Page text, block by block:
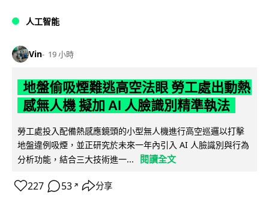
人工智能
Vin 19 小時
地盤偷吸煙難逃高空法眼 勞工處出動熱
感無人機 擬加 AI 人臉識別精準執法
勞工處投入配備熱感應鏡頭的小型無人機進行高空巡邏以打擊
地盤違例吸煙，並正研究於未來一年內引入 AI 人臉識別與行為
分析功能，結合三大技術進一...
閱讀全文
227 53 ↗ 分享